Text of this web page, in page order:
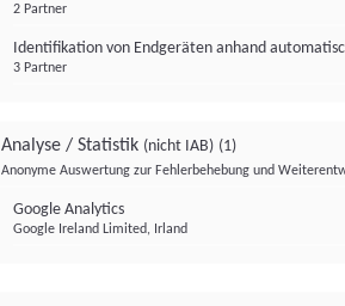
2 Partner
Identifikation von Endgeräten anhand
3 Partner
Analyse / Statistik (nicht IAB) (1)
Anonyme Auswertung zur Fehlerbehebung und
Google Analytics
Google Ireland Limited, Irland